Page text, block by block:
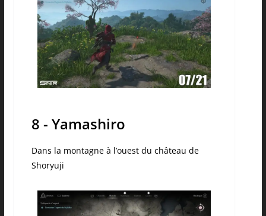
8 - Yamashiro
Dans la montagne à l’ouest du château de
Shoryuji